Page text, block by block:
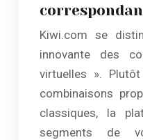
Kiwi.com se
innovante des
virtuelles ».
combinaisons
classiques, la
segments de